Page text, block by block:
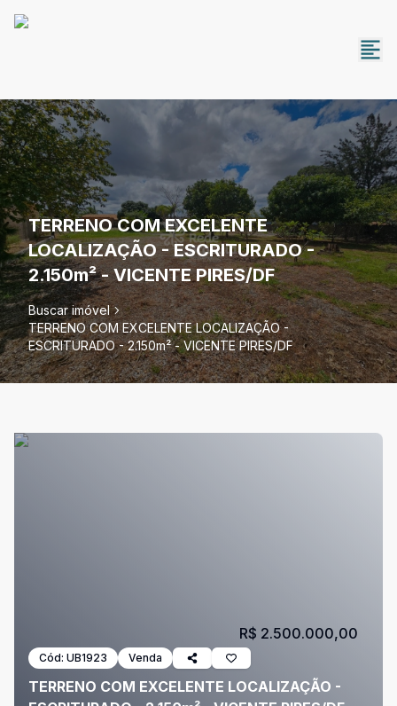
TERRENO COM EXCELENTE
LOCALIZAÇÃO - ESCRITURADO -
2.150m² - VICENTE PIRES/DF
Buscar imóvel
TERRENO COM EXCELENTE LOCALIZAÇÃO -
ESCRITURADO - 2.150m² - VICENTE PIRES/DF
Cód: UB1923 Venda
TERRENO COM EXCELENTE LOCALIZAÇÃO -
R$ 2.500.000,00